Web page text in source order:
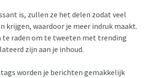
is, zullen ze het delen zodat veel
krijgen, waardoor je meer indruk maakt.
te raden om te tweeten met trending
zijn aan je inhoud.
worden je berichten gemakkelijk